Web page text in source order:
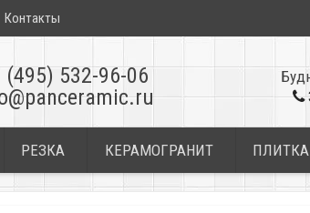
Контакты
(495) 532-96-06
РЕЗКА КЕРАМОГРАНИТ ПЛИТКА